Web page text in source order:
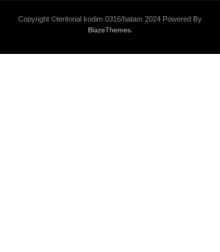
Copyright ©teritorial kodim 0316/batam 2024 Powered By
BlazeThemes.